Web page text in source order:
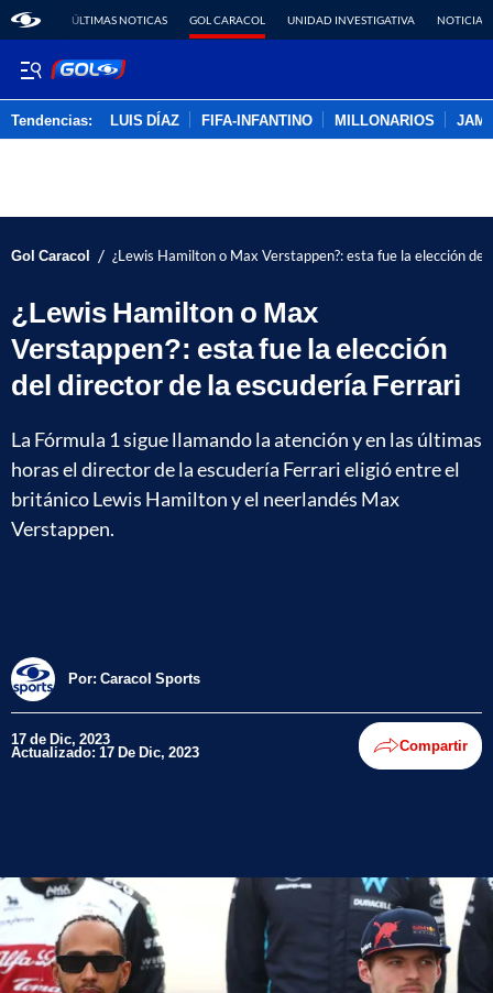
ÚLTIMAS NOTICAS GOL CARACOL UNIDAD INVESTIGATIVA NOTICIAS
Tendencias: LUIS DÍAZ FIFA-INFANTINO MILLONARIOS
Gol Caracol / ¿Lewis Hamilton o Max Verstappen?: esta fue la elección
¿Lewis Hamilton o Max
Verstappen?: esta fue la elección
del director de la escudería Ferrari
La Fórmula 1 sigue llamando la atención y en las últimas
horas el director de la escudería Ferrari eligió entre el
británico Lewis Hamilton y el neerlandés Max
Verstappen.
Por: Caracol Sports
17 de Dic, 2023
Actualizado: 17 De Dic, 2023 Compartir